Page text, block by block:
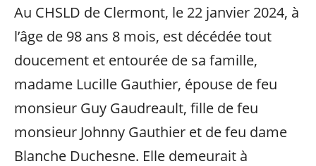
Au CHSLD de Clermont, le 22 janvier 2024, à
l’âge de 98 ans 8 mois, est décédée tout
doucement et entourée de sa famille,
madame Lucille Gauthier, épouse de feu
monsieur Guy Gaudreault, fille de feu
monsieur Johnny Gauthier et de feu dame
Blanche Duchesne. Elle demeurait à